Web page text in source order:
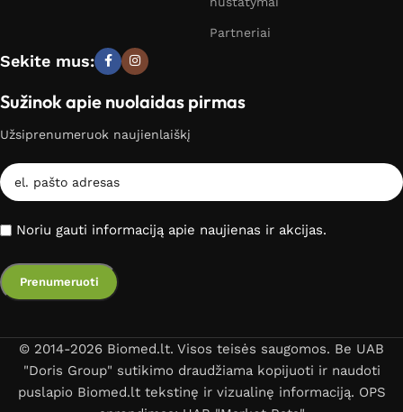
Partneriai
Sekite mus:
Sužinok apie nuolaidas pirmas
Užsiprenumeruok naujienlaiškį
Noriu gauti informaciją apie naujienas ir akcijas.
© 2014-2026 Biomed.lt. Visos teisės saugomos. Be UAB
"Doris Group" sutikimo draudžiama kopijuoti ir naudoti
puslapio Biomed.lt tekstinę ir vizualinę informaciją. OPS